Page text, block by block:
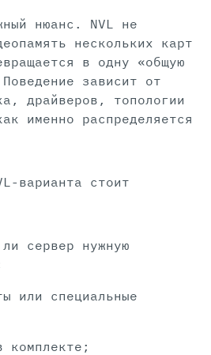
нюанс. NVL не
нескольких карт
в одну «общую
зависит от
драйверов, топологии
именно распределяется
варианта стоит
сервер нужную
или специальные
комплекте;